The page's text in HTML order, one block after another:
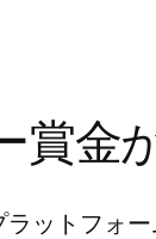
賞金
ットフォー